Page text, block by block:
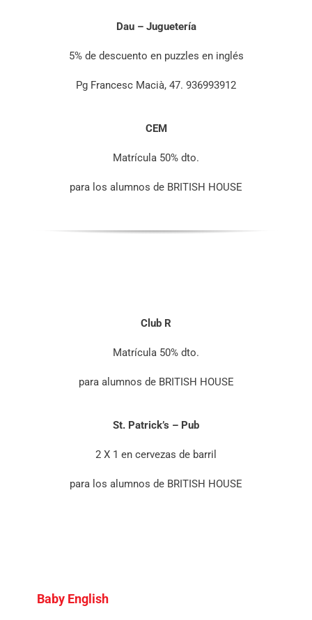
Dau – Juguetería
5% de descuento en puzzles en inglés
Pg Francesc Macià, 47. 936993912
CEM
Matrícula 50% dto.
para los alumnos de BRITISH HOUSE
Club R
Matrícula 50% dto.
para alumnos de BRITISH HOUSE
St. Patrick’s – Pub
2 X 1 en cervezas de barril
para los alumnos de BRITISH HOUSE
Baby English